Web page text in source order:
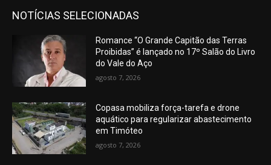
NOTÍCIAS SELECIONADAS
Romance “O Grande Capitão das Terras
Proibidas” é lançado no 17º Salão do Livro
do Vale do Aço
agosto 7, 2026
Copasa mobiliza força-tarefa e drone
aquático para regularizar abastecimento
em Timóteo
agosto 7, 2026